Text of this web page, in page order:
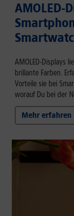
AMOLED-
AMOLED-Displays
brillante Farben.
Vorteile sie bei
worauf Du bei der
Mehr erfahren